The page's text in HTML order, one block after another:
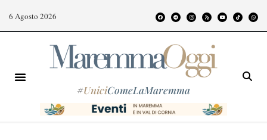
6 Agosto 2026
#UniciComeLaMaremma